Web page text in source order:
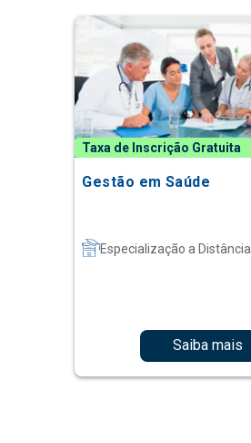
Taxa de Inscrição Gratuita
Gestão em Saúde
Especialização a Distância
Saiba mais